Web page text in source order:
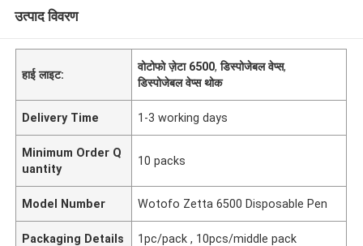
उत्पाद विवरण
हाई लाइट:
वोटोफो ज़ेटा 6500,डिस्पोजेबल वेप्स,
डिस्पोजेबल वेप्स थोक
Delivery Time 1-3 working days
Minimum Order Q
uantity
10 packs
Model Number Wotofo Zetta 6500 Disposable Pen
Packaging Details 1pc/pack , 10pcs/middle pack